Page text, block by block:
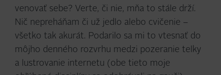
venovať sebe? Verte, či nie, mňa to stále drží.
Nič nepreháňam či už jedlo alebo cvičenie –
všetko tak akurát. Podarilo sa mi to vtesnať do
môjho denného rozvrhu medzi pozeranie telky
a lustrovanie internetu (obe tieto moje